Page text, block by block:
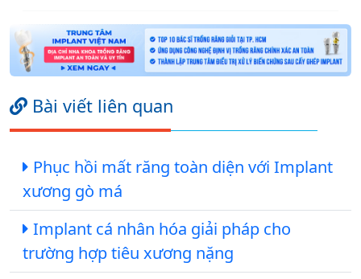
Bài viết liên quan
Phục hồi mất răng toàn diện với Implant
xương gò má
Implant cá nhân hóa giải pháp cho
trường hợp tiêu xương nặng